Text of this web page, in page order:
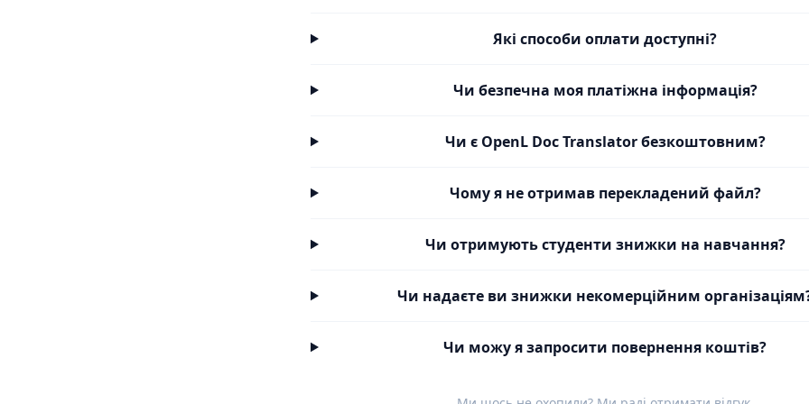
Які способи оплати доступні?
Чи безпечна моя платіжна інформація?
Чи є OpenL Doc Translator безкоштовним?
Чому я не отримав перекладений файл?
Чи отримують студенти знижки на навчання?
Чи надаєте ви знижки некомерційним
Чи можу я запросити повернення коштів?